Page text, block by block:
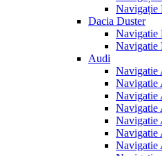
Navigație
Dacia Duster
Navigatie
Navigatie
Audi
Navigatie
Navigatie
Navigatie
Navigatie
Navigatie
Navigatie
Navigatie